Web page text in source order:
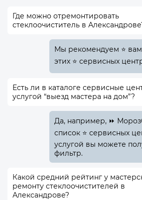
Где можно отремонтировать
стеклоочиститель в
Мы рекомендуем ⭐
этих ⭐ сервисных
Есть ли в каталоге сервисные
услугой “выезд мастера на дом”?
Да, например, ⏩
список ⭐ сервисных
услугой вы можете
фильтр.
Какой средний рейтинг у
ремонту стеклоочистителей в
Александрове?